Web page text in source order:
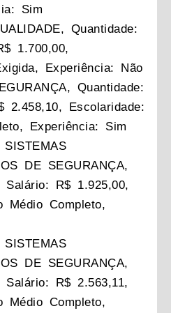
Sim
Quantidade:
1.700,00,
Experiência: Não
Quantidade:
2.458,10, Escolaridade:
Experiência: Sim
DE SEGURANÇA,
R$ 1.925,00,
Médio Completo,
DE SEGURANÇA,
R$ 2.563,11,
Médio Completo,